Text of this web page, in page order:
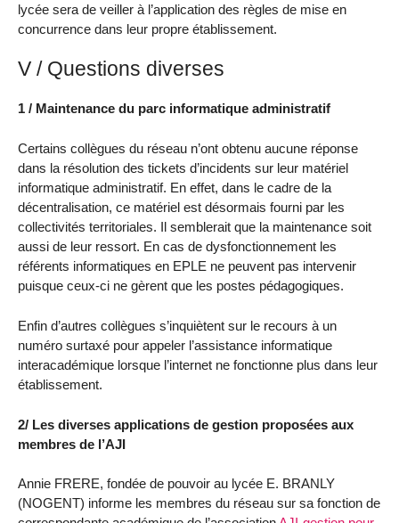
lycée sera de veiller à l’application des règles de mise en
concurrence dans leur propre établissement.
V / Questions diverses
1 / Maintenance du parc informatique administratif
Certains collègues du réseau n’ont obtenu aucune réponse
dans la résolution des tickets d’incidents sur leur matériel
informatique administratif. En effet, dans le cadre de la
décentralisation, ce matériel est désormais fourni par les
collectivités territoriales. Il semblerait que la maintenance soit
aussi de leur ressort. En cas de dysfonctionnement les
référents informatiques en EPLE ne peuvent pas intervenir
puisque ceux-ci ne gèrent que les postes pédagogiques.
Enfin d’autres collègues s’inquiètent sur le recours à un
numéro surtaxé pour appeler l’assistance informatique
interacadémique lorsque l’internet ne fonctionne plus dans leur
établissement.
2/ Les diverses applications de gestion proposées aux
membres de l’AJI
Annie FRERE, fondée de pouvoir au lycée E. BRANLY
(NOGENT) informe les membres du réseau sur sa fonction de